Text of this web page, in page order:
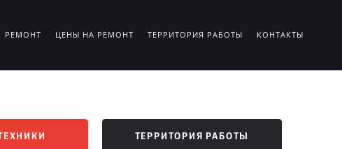
РЕМОНТ ЦЕНЫ НА РЕМОНТ ТЕРРИТОРИЯ РАБОТЫ КОНТАКТЫ
ТЕРРИТОРИЯ РАБОТЫ